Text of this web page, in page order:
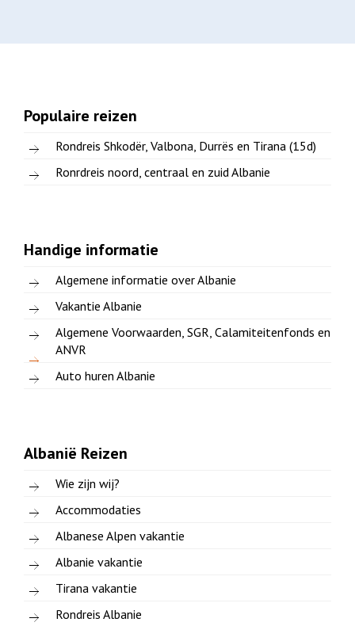
Populaire reizen
Rondreis Shkodër, Valbona, Durrës en Tirana (15d)
Ronrdreis noord, centraal en zuid Albanie
Handige informatie
Algemene informatie over Albanie
Vakantie Albanie
Algemene Voorwaarden, SGR, Calamiteitenfonds en
ANVR
Auto huren Albanie
Albanië Reizen
Wie zijn wij?
Accommodaties
Albanese Alpen vakantie
Albanie vakantie
Tirana vakantie
Rondreis Albanie